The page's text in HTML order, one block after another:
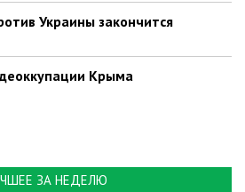
Украины закончится
Крыма
ЗА НЕДЕЛЮ